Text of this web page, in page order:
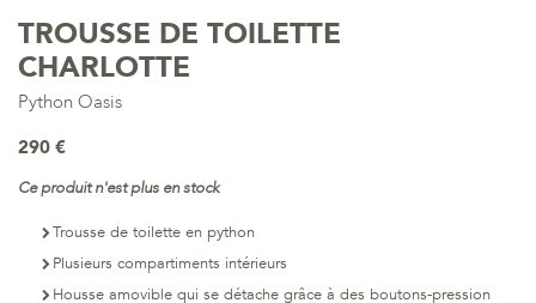
TROUSSE DE TOILETTE
CHARLOTTE
Python Oasis
290 €
Ce produit n'est plus en stock
Trousse de toilette en python
Plusieurs compartiments intérieurs
Housse amovible qui se détache grâce à des boutons-pression